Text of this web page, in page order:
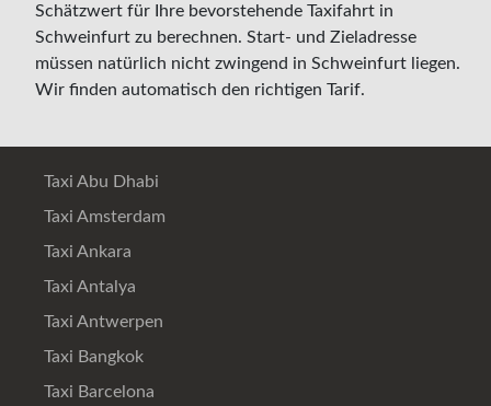
Schätzwert für Ihre bevorstehende Taxifahrt in
Schweinfurt zu berechnen. Start- und Zieladresse
müssen natürlich nicht zwingend in Schweinfurt liegen.
Wir finden automatisch den richtigen Tarif.
Taxi Abu Dhabi
Taxi Amsterdam
Taxi Ankara
Taxi Antalya
Taxi Antwerpen
Taxi Bangkok
Taxi Barcelona